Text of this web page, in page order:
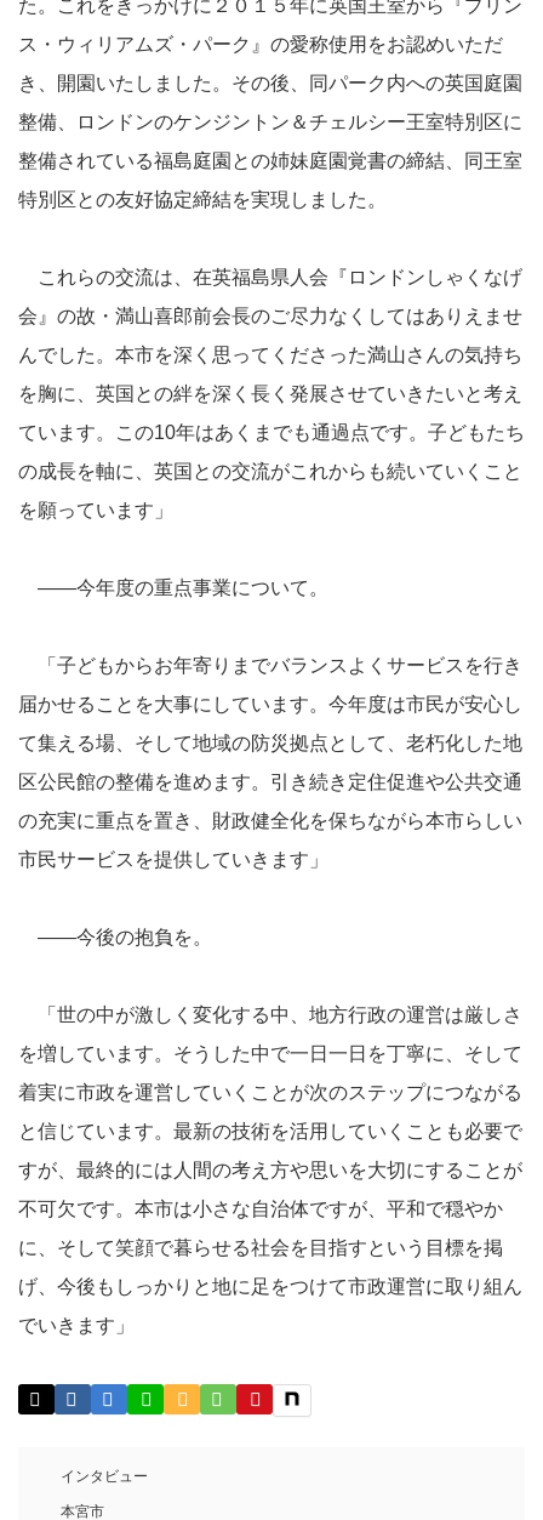
た。これをきっかけに２０１５年に英国王室から『プリン
ス・ウィリアムズ・パーク』の愛称使用をお認めいただ
き、開園いたしました。その後、同パーク内への英国庭園
整備、ロンドンのケンジントン＆チェルシー王室特別区に
整備されている福島庭園との姉妹庭園覚書の締結、同王室
特別区との友好協定締結を実現しました。
これらの交流は、在英福島県人会『ロンドンしゃくなげ
会』の故・満山喜郎前会長のご尽力なくしてはありえませ
んでした。本市を深く思ってくださった満山さんの気持ち
を胸に、英国との絆を深く長く発展させていきたいと考え
ています。この10年はあくまでも通過点です。子どもたち
の成長を軸に、英国との交流がこれからも続いていくこと
を願っています」
――今年度の重点事業について。
「子どもからお年寄りまでバランスよくサービスを行き
届かせることを大事にしています。今年度は市民が安心し
て集える場、そして地域の防災拠点として、老朽化した地
区公民館の整備を進めます。引き続き定住促進や公共交通
の充実に重点を置き、財政健全化を保ちながら本市らしい
市民サービスを提供していきます」
――今後の抱負を。
「世の中が激しく変化する中、地方行政の運営は厳しさ
を増しています。そうした中で一日一日を丁寧に、そして
着実に市政を運営していくことが次のステップにつながる
と信じています。最新の技術を活用していくことも必要で
すが、最終的には人間の考え方や思いを大切にすることが
不可欠です。本市は小さな自治体ですが、平和で穏やか
に、そして笑顔で暮らせる社会を目指すという目標を掲
げ、今後もしっかりと地に足をつけて市政運営に取り組ん
でいきます」
インタビュー
本宮市